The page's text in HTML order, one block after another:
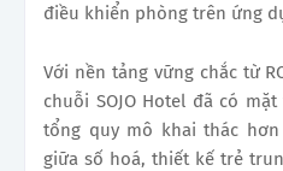
điều khiển phòng trên ứng
Với nền tảng vững chắc từ
chuỗi SOJO Hotel đã có
tổng quy mô khai thác
giữa số hoá, thiết kế trẻ